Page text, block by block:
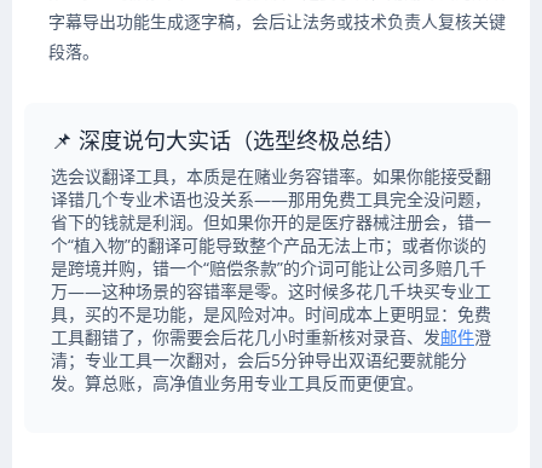
字幕导出功能生成逐字稿，会后让法务或技术负责人复核关键
段落。
📌 深度说句大实话（选型终极总结）
选会议翻译工具，本质是在赌业务容错率。如果你能接受翻
译错几个专业术语也没关系——那用免费工具完全没问题，
省下的钱就是利润。但如果你开的是医疗器械注册会，错一
个“植入物”的翻译可能导致整个产品无法上市；或者你谈的
是跨境并购，错一个“赔偿条款”的介词可能让公司多赔几千
万——这种场景的容错率是零。这时候多花几千块买专业工
具，买的不是功能，是风险对冲。时间成本上更明显：免费
工具翻错了，你需要会后花几小时重新核对录音、发邮件澄
清；专业工具一次翻对，会后5分钟导出双语纪要就能分
发。算总账，高净值业务用专业工具反而更便宜。